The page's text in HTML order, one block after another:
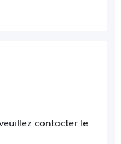
contacter le